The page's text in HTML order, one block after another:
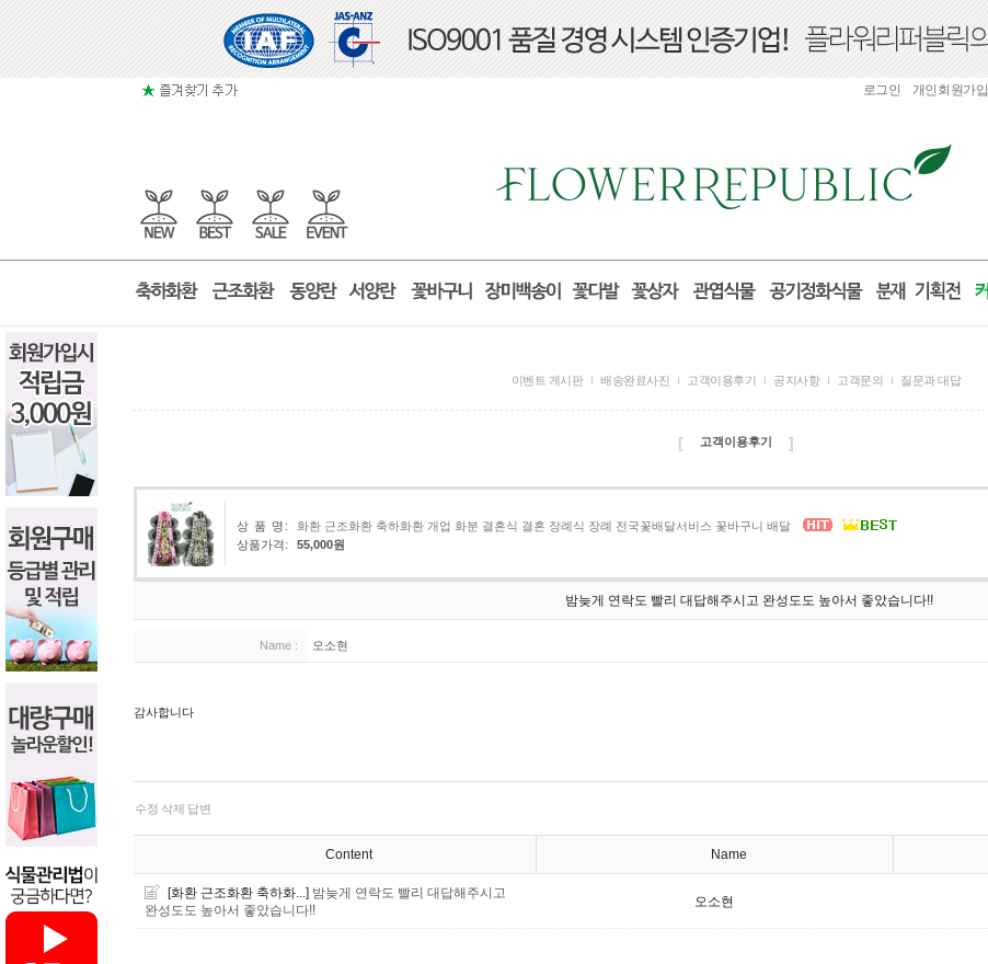
로그인 개인회원가입
이벤트 게시판 배송완료사진 고객이용후기 공지사항 고객문의 질문과 대답
[ 고객이용후기 ]
상 품 명:
화환 근조화환 축하화환 개업 화분 결혼식 결혼 장례식 장례 전국꽃배달서비스 꽃바구니 배달
상품가격:
55,000원
밤늦게 연락도 빨리 대답해주시고 완성도도 높아서 좋았습니다!!
Name :
오소현
감사합니다
수정 삭제 답변
Content Name
[화환 근조화환 축하화...] 밤늦게 연락도 빨리 대답해주시고
완성도도 높아서 좋았습니다!!
오소현